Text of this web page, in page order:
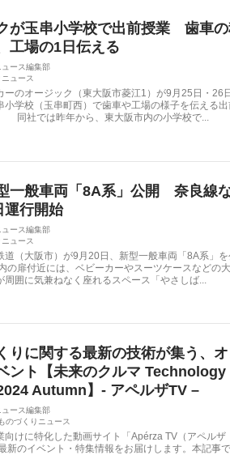
が玉串小学校で出前授業 歯車
工場の1日伝える
ュース編集部
ニュース
オージック（東大阪市菱江1）が9月25日・26日
小学校（玉串町西）で歯車や工場の様子を伝える
社では昨年から、東大阪市内の小学校で...
一般車両「8A系」公開 奈良線
運行開始
ュース編集部
ュース
（大阪市）が9月20日、新型一般車両「8A系」を
扉付近には、ベビーカーやスーツケースなどの
周囲に気兼ねなく座れるスペース「やさしば...
りに関する最新の技術が集う、
ント【未来のクルマ Technology
Autumn】- アペルザTV –
ュース編集部
ものづくりニュース
向けに特化した動画サイト「Apérza TV（アペルザ
新のイベント・特集情報をお届けします。本記事で